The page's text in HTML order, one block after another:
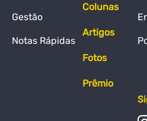
Gestão
Notas Rápidas
Colunas
Artigos
Fotos
Prêmio